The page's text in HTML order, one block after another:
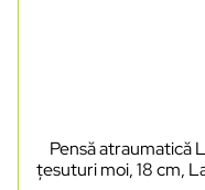
Pensă atraumatică
țesuturi moi, 18 cm,